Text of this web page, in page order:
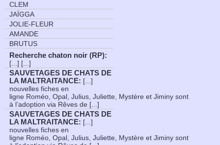
CLEM
JAÏGGA
JOLIE-FLEUR
AMANDE
BRUTUS
Recherche chaton noir (RP):
[...] [...]
SAUVETAGES DE CHATS DE
LA MALTRAITANCE: [...]
nouvelles fiches en
ligne Roméo, Opal, Julius, Juliette, Mystère et Jiminy sont
à l’adoption via Rêves de [...]
SAUVETAGES DE CHATS DE
LA MALTRAITANCE: [...]
nouvelles fiches en
ligne Roméo, Opal, Julius, Juliette, Mystère et Jiminy sont